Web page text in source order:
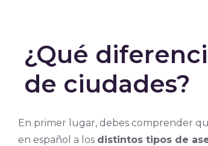
¿Qué
de ciudades?
En primer lugar, debes comprender
en español a los distintos tipos de